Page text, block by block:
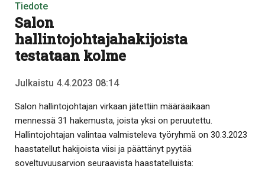
Tiedote
Salon
hallintojohtajahakijoista
testataan kolme
Julkaistu 4.4.2023 08:14
Salon hallintojohtajan virkaan jätettiin määräaikaan
mennessä 31 hakemusta, joista yksi on peruutettu.
Hallintojohtajan valintaa valmisteleva työryhmä on 30.3.2023
haastatellut hakijoista viisi ja päättänyt pyytää
soveltuvuusarvion seuraavista haastatelluista: